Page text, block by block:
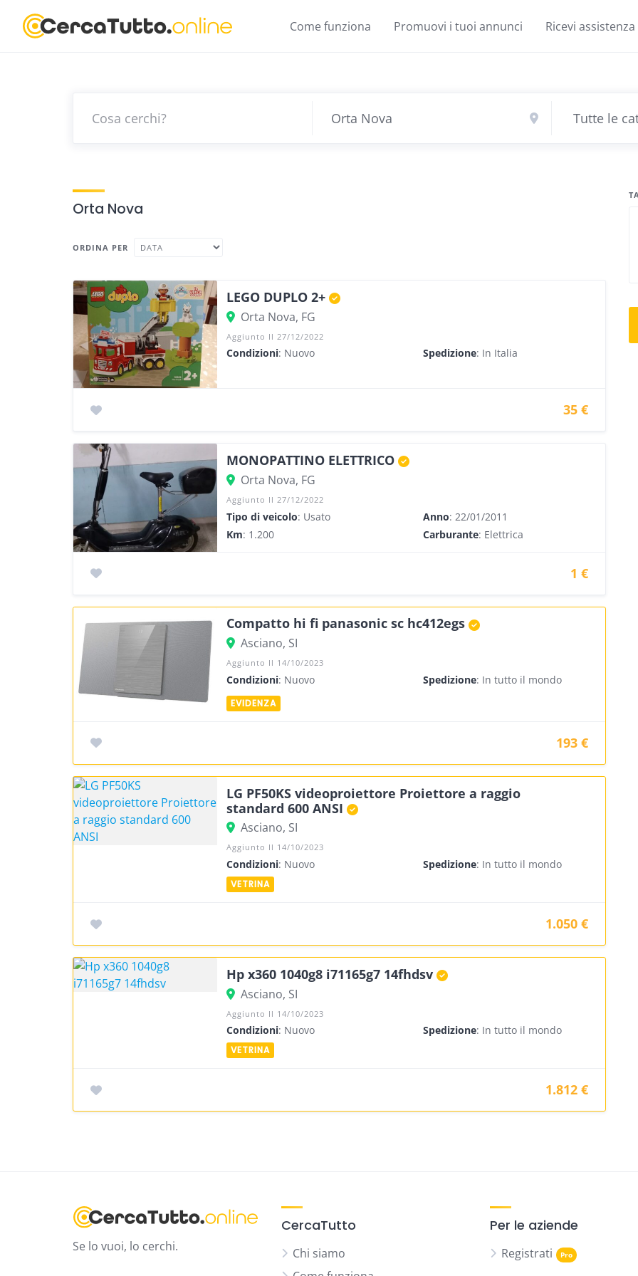
content
Come funziona Promuovi i tuoi annunci Ricevi assistenza
Orta Nova
ORDINA PER
LEGO DUPLO 2+
Orta Nova, FG
Aggiunto Il 27/12/2022
Condizioni: Nuovo Spedizione: In Italia
35 €
MONOPATTINO ELETTRICO
Orta Nova, FG
Aggiunto Il 27/12/2022
Tipo di veicolo: Usato Anno: 22/01/2011
Km: 1.200 Carburante: Elettrica
1 €
Compatto hi fi panasonic sc hc412egs
Asciano, SI
Aggiunto Il 14/10/2023
Condizioni: Nuovo Spedizione: In tutto il mondo
193 €
LG PF50KS videoproiettore Proiettore a raggio
standard 600 ANSI
Asciano, SI
Aggiunto Il 14/10/2023
Condizioni: Nuovo Spedizione: In tutto il mondo
1.050 €
Hp x360 1040g8 i71165g7 14fhdsv
Asciano, SI
Aggiunto Il 14/10/2023
Condizioni: Nuovo Spedizione: In tutto il mondo
1.812 €
Se lo vuoi, lo cerchi.
CercaTutto
Chi siamo
Per le aziende
Registrati